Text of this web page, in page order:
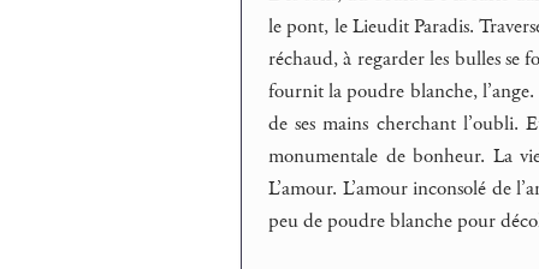
le pont, le Lieudit Paradis.
réchaud, à regarder les bulles se
fournit la poudre blanche, l’ange.
de ses mains cherchant l’oubli.
monumentale de bonheur. La
L’amour. L’amour inconsolé de
peu de poudre blanche pour